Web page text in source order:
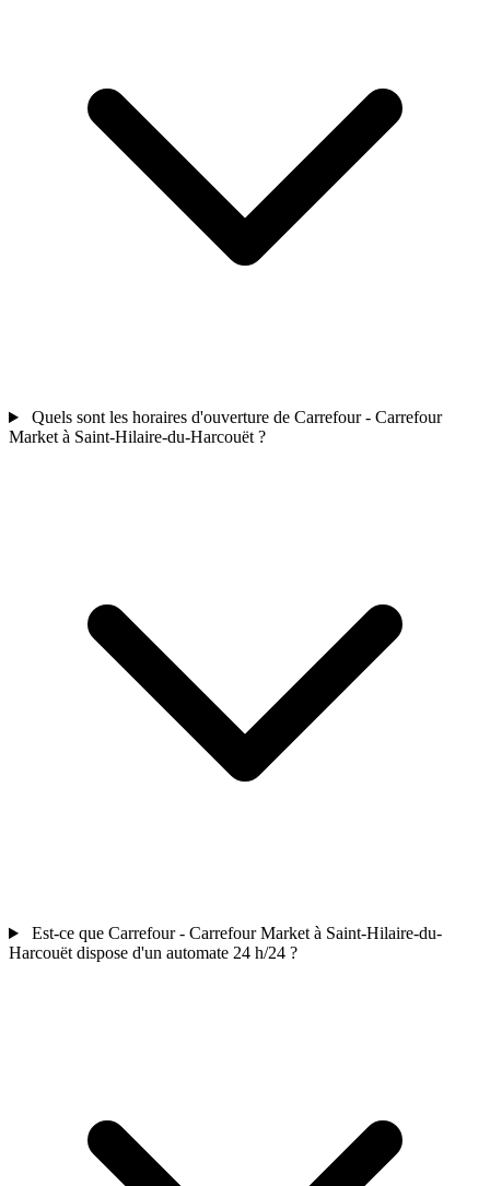
Quels sont les horaires d'ouverture de Carrefour - Carrefour
Market à Saint-Hilaire-du-Harcouët ?
Est-ce que Carrefour - Carrefour Market à Saint-Hilaire-du-
Harcouët dispose d'un automate 24 h/24 ?